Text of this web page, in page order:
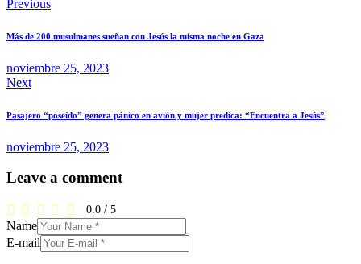
Navegación
de
Previous
Más de 200 musulmanes sueñan con Jesús la misma noche en Gaza
noviembre 25, 2023
Next
Pasajero “poseído” genera pánico en avión y mujer predica: “Encuentra a Jesús”
noviembre 25, 2023
Leave a comment
0.0 / 5
Name
E-mail